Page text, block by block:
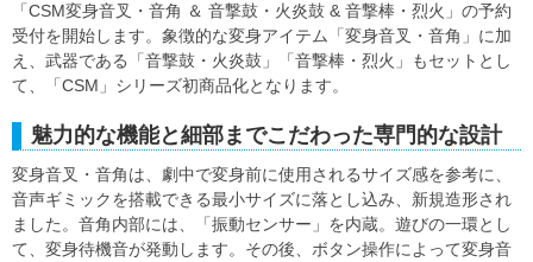
「CSM変身音叉・音角 ＆ 音撃鼓・火炎鼓 & 音撃棒・烈火」の予約
受付を開始します。象徴的な変身アイテム「変身音叉・音角」に加
え、武器である「音撃鼓・火炎鼓」「音撃棒・烈火」もセットとし
て、「CSM」シリーズ初商品化となります。
魅力的な機能と細部までこだわった専門的な設計
変身音叉・音角は、劇中で変身前に使用されるサイズ感を参考に、
音声ギミックを搭載できる最小サイズに落とし込み、新規造形され
ました。音角内部には、「振動センサー」を内蔵。遊びの一環とし
て、変身待機音が発動します。その後、ボタン操作によって変身音